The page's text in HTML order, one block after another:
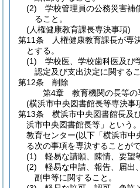
(2)
学校管理員の公務災害補
ること。
(人権健康教育課長専決事項)
第11条
人権健康教育課長が専
とする。
(1)
学校医、学校歯科医及び
認定及び支出決定に関するこ
第12条
削除
第4章
教育機関の長等の
(横浜市中央図書館長等専決事
第13条
横浜市中央図書館長及
浜市中央図書館長等」という
教育センター(以下「横浜市中
る次の事項を専決することがで
(1)
軽易な請願、陳情、要望
(2)
軽易な申請、報告、届出
副申等に関すること。